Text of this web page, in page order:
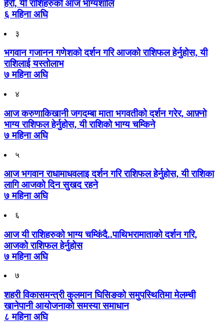
हेरौँ, यी राशिहरुको आज भाग्यशालि
६ महिना अघि
३
भगवान गजानन गणेशको दर्शन गरि आजको राशिफल हेर्नुहोस, यी
राशिलाई यस्तोलाभ
७ महिना अघि
४
आज करुणाकिखानी जगदम्बा माता भगवतीको दर्शन गरेर, आफ़्नो
भाग्य राशिफल हेर्नुहोस, यी राशिको भाग्य चम्किने
७ महिना अघि
५
आज भगवान राधामाधवलाइ दर्शन गरि राशिफल हेर्नुहोस, यी राशिका
लागि आजको दिन सुखद रहने
७ महिना अघि
६
आज यी राशिहरुको भाग्य चम्किंदै..पाथिभरामाताको दर्शन गरि,
आजको राशिफल हेर्नुहोस
७ महिना अघि
७
शहरी विकासमन्त्री कुलमान घिसिङको समुपस्थितिमा मेलम्ची
खानेपानी आयोजनाको समस्या समाधान
८ महिना अघि